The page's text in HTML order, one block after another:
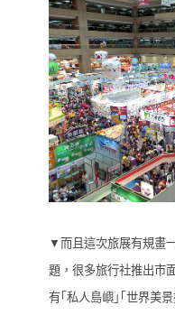
▼而且這次旅展有規畫
題，很多旅行社推出市
有｢私人島嶼｣｢世界美